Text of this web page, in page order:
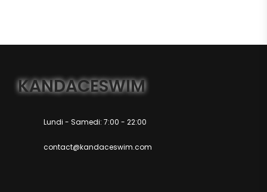
KANDACESWIM
Lundi - Samedi: 7:00 - 22:00
contact@kandaceswim.com